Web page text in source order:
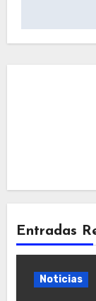
Entradas
Noticias